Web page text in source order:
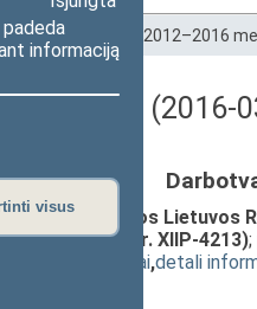
informaciją
visus
>Kadencijos 2012–2016
klausimas
interpeliacijos
atsakymui) (Nr. XIIP-4213)
susiję dokumentai,detali